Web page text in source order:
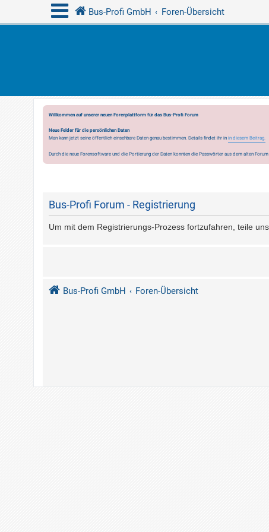
Bus-Profi GmbH Foren-Übersicht
Willkommen auf unserer neuen Forenplattform für das Bus-Profi Forum
Neue Felder für die persönlichen Daten
Man kann jetzt seine öffentlich einsehbare Daten genau bestimmen. Details findet ihr in in diesem Beitrag.
Durch die neue Forensoftware und die Portierung der Daten konnten die Passwörter aus dem alten
Bus-Profi Forum - Registrierung
Um mit dem Registrierungs-Prozess fortzufahren, teile
Bus-Profi GmbH Foren-Übersicht